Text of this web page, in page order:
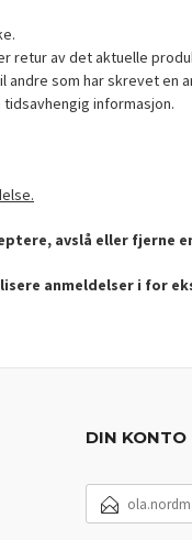
retur av det aktuelle
som har skrevet en
informasjon.
avslå eller fjerne
anmeldelser i for
DIN KONTO
POSTADRESSE